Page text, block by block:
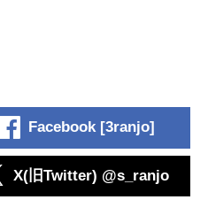
Facebook [3ranjo]
X(旧Twitter) @s_ranjo